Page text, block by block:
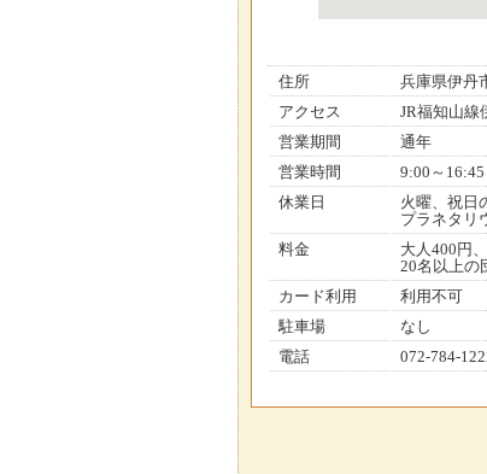
住所
兵庫県伊丹
アクセス
JR福知山線
営業期間
通年
営業時間
9:00～16:45
休業日
火曜、祝日
プラネタリ
料金
大人400円
20名以上の
カード利用
利用不可
駐車場
なし
電話
072-784-